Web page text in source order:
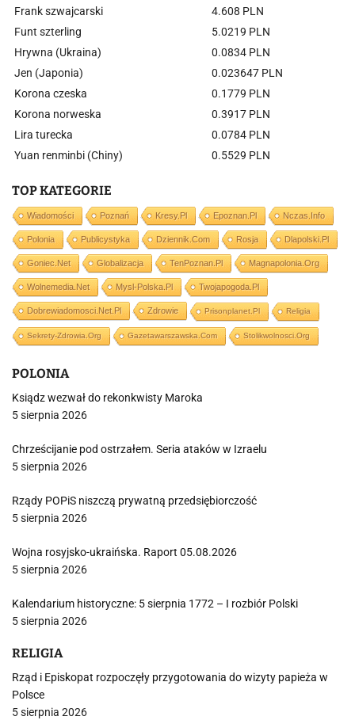
Frank szwajcarski
4.608 PLN
Funt szterling
5.0219 PLN
Hrywna (Ukraina)
0.0834 PLN
Jen (Japonia)
0.023647 PLN
Korona czeska
0.1779 PLN
Korona norweska
0.3917 PLN
Lira turecka
0.0784 PLN
Yuan renminbi (Chiny)
0.5529 PLN
TOP KATEGORIE
Wiadomości Poznań Kresy.pl Epoznan.pl Nczas.info
Polonia Publicystyka Dziennik.com Rosja Dlapolski.pl
Goniec.net Globalizacja TenPoznan.pl Magnapolonia.org
Wolnemedia.net Mysl-Polska.pl Twojapogoda.pl
Dobrewiadomosci.net.pl Zdrowie Prisonplanet.pl Religia
Sekrety-Zdrowia.org Gazetawarszawska.com Stolikwolnosci.org
POLONIA
Ksiądz wezwał do rekonkwisty Maroka
5 sierpnia 2026
Chrześcijanie pod ostrzałem. Seria ataków w Izraelu
5 sierpnia 2026
Rządy POPiS niszczą prywatną przedsiębiorczość
5 sierpnia 2026
Wojna rosyjsko-ukraińska. Raport 05.08.2026
5 sierpnia 2026
Kalendarium historyczne: 5 sierpnia 1772 – I rozbiór Polski
5 sierpnia 2026
RELIGIA
Rząd i Episkopat rozpoczęły przygotowania do wizyty papieża w
Polsce
5 sierpnia 2026